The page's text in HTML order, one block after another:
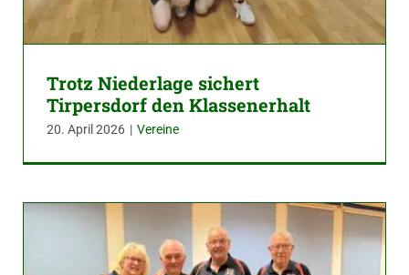
Trotz Niederlage sichert
Tirpersdorf den Klassenerhalt
20. April 2026 | Vereine